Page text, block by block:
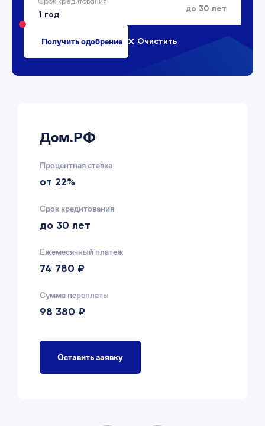
до 30 лет
Очистить
Дом.РФ
Процентная ставка
от 22%
Срок кредитования
до 30 лет
Ежемесячный платеж
74 780 ₽
Сумма переплаты
98 380 ₽
Оставить заявку